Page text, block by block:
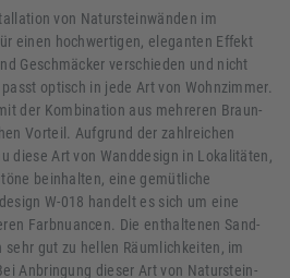
von Natursteinwänden im
einen hochwertigen, eleganten Effekt
Geschmäcker verschieden und nicht
optisch in jede Art von Wohnzimmer.
der Kombination aus mehreren Braun-
Vorteil. Aufgrund der zahlreichen
diese Art von Wanddesign in Lokalitäten,
beinhalten, eine gemütliche
W-018 handelt es sich um eine
Farbnuancen. Die enthaltenen Sand-
sehr gut zu hellen Räumlichkeiten, im
Anbringung dieser Art von Naturstein-